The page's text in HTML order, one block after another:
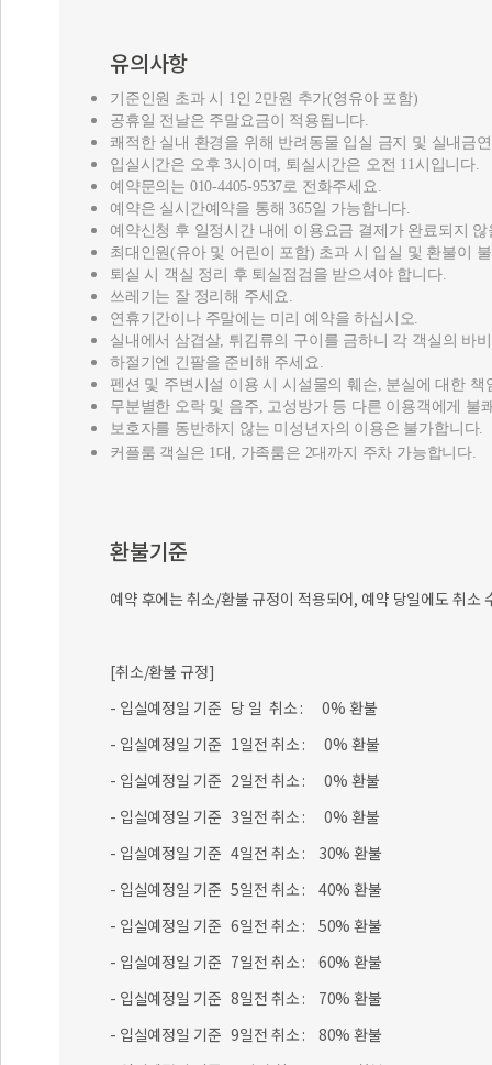
유의사항
기준인원 초과 시 1인 2만원 추가(영유아 포함)
공휴일 전날은 주말요금이 적용됩니다.
쾌적한 실내 환경을 위해 반려동물 입실 금지 및 실내금
입실시간은 오후 3시이며, 퇴실시간은 오전 11시입니다.
예약문의는 010-4405-9537로 전화주세요.
예약은 실시간예약을 통해 365일 가능합니다.
예약신청 후 일정시간 내에 이용요금 결제가 완료되지
최대인원(유아 및 어린이 포함) 초과 시 입실 및 환불이
퇴실 시 객실 정리 후 퇴실점검을 받으셔야 합니다.
쓰레기는 잘 정리해 주세요.
연휴기간이나 주말에는 미리 예약을 하십시오.
실내에서 삼겹살, 튀김류의 구이를 금하니 각 객실의 바
하절기엔 긴팔을 준비해 주세요.
펜션 및 주변시설 이용 시 시설물의 훼손, 분실에 대한
무분별한 오락 및 음주, 고성방가 등 다른 이용객에게 불
보호자를 동반하지 않는 미성년자의 이용은 불가합니다.
커플룸 객실은 1대, 가족룸은 2대까지 주차 가능합니다.
환불기준
예약 후에는 취소/환불 규정이 적용되어, 예약 당일에도 취소
[취소/환불 규정]
- 입실예정일 기준 당 일 취소 : 0% 환불
- 입실예정일 기준 1일전 취소 : 0% 환불
- 입실예정일 기준 2일전 취소 : 0% 환불
- 입실예정일 기준 3일전 취소 : 0% 환불
- 입실예정일 기준 4일전 취소 : 30% 환불
- 입실예정일 기준 5일전 취소 : 40% 환불
- 입실예정일 기준 6일전 취소 : 50% 환불
- 입실예정일 기준 7일전 취소 : 60% 환불
- 입실예정일 기준 8일전 취소 : 70% 환불
- 입실예정일 기준 9일전 취소 : 80% 환불